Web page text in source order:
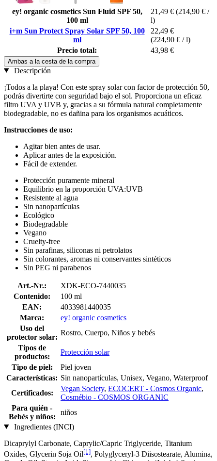
ey! organic cosmetics Sun Fluid SPF 50,
100 ml
21,49 € (214,90 € /
l)
i+m Sun Protect Spray Solar SPF 50, 100
ml
22,49 €
(224,90 € / l)
Precio total:
43,98 €
Ambas a la cesta de la compra
Descripción
¡Todos a la playa! Con este spray solar con factor de protección 50,
podrás divertirte con seguridad bajo el sol. Proporciona un eficaz
filtro UVA y UVB y, gracias a su fórmula natural completamente
biodegradable, no es dañina para los organismos acuáticos.
Instrucciones de uso:
Agitar bien antes de usar.
Aplicar antes de la exposición.
Fácil de extender.
Protección puramente mineral
Equilibrio en la proporción UVA:UVB
Resistente al agua
Sin nanopartículas
Ecológico
Biodegradable
Vegano
Cruelty-free
Sin parafinas, siliconas ni petrolatos
Sin colorantes, aromas ni conservantes sintéticos
Sin PEG ni parabenos
Art.-Nr.:
XDK-ECO-7440035
Contenido:
100 ml
EAN:
4033981440035
Marca:
ey! organic cosmetics
Uso del
protector solar:
Rostro, Cuerpo, Niños y bebés
Tipos de
productos:
Protección solar
Tipo de piel:
Piel joven
Características: Sin nanopartículas, Unisex, Vegano, Waterproof
Certificados:
Vegan Society, ECOCERT - Cosmos Organic,
Cosmébio - COSMOS ORGANIC
Para quién -
Bebés y niños:
niños
Ingredientes (INCI)
Dicaprylyl Carbonate, Caprylic/Capric Triglyceride, Titanium
Oxides, Glycerin Soja Oil[1], Polyglyceryl-3 Diisostearate, Alumina,